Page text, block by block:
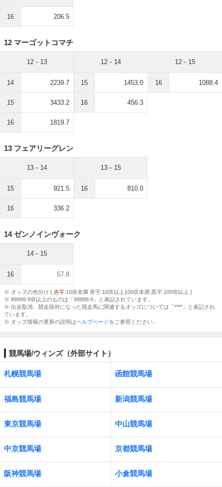
16 206.5
12 マーゴットコマチ
12－13
14 2239.7
15 3433.2
16 1819.7
12－14
15 1453.0
16 456.3
12－15
16 1088.4
13 フェアリーグレン
13－14
15 921.5
16 336.2
13－15
16 810.0
14 ゼンノインヴォーク
14－15
16 57.8
※ オッズの色分け [ 赤字:10倍未満 青字:10倍以上100倍未満 黒字:100倍以上 ]
※ 99999.9倍以上のものは「99999.9」と表記されています。
※ 出走取消、競走除外になった競走馬に関連するオッズについては「****」と表記され
ています。
※ オッズ情報の更新の説明はヘルプページをご参照ください。
競馬場/ウィンズ（外部サイト）
札幌競馬場 函館競馬場
福島競馬場 新潟競馬場
東京競馬場 中山競馬場
中京競馬場 京都競馬場
阪神競馬場 小倉競馬場